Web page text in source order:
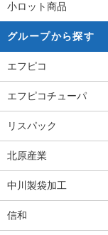
小ロット商品
グループから探す
エフピコ
エフピコチューパ
リスパック
北原産業
中川製袋加工
信和